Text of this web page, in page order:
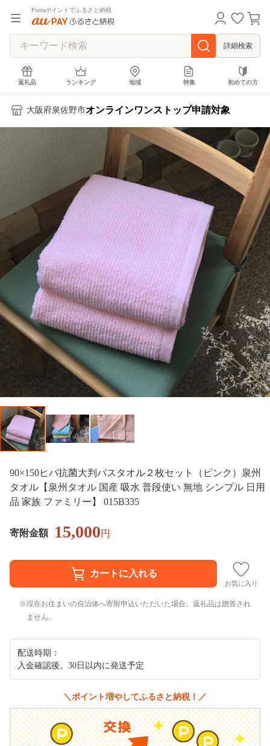
Pontaポイントでふるさと納税
詳細検索
返礼品 ランキング 地域 特集 初めての方
大阪府泉佐野市オンラインワンストップ申請対象
90×150ヒバ抗菌大判バスタオル２枚セット（ピンク）泉州
タオル【泉州タオル 国産 吸水 普段使い 無地 シンプル 日用
品 家族 ファミリー】 015B335
寄附金額 15,000円
お気に入り
現在お住まいの自治体へ寄附申込いただいた場合、返礼品は贈答され
ません。
配送時期：
入金確認後、30日以内に発送予定
＼ポイント増やしてふるさと納税！／